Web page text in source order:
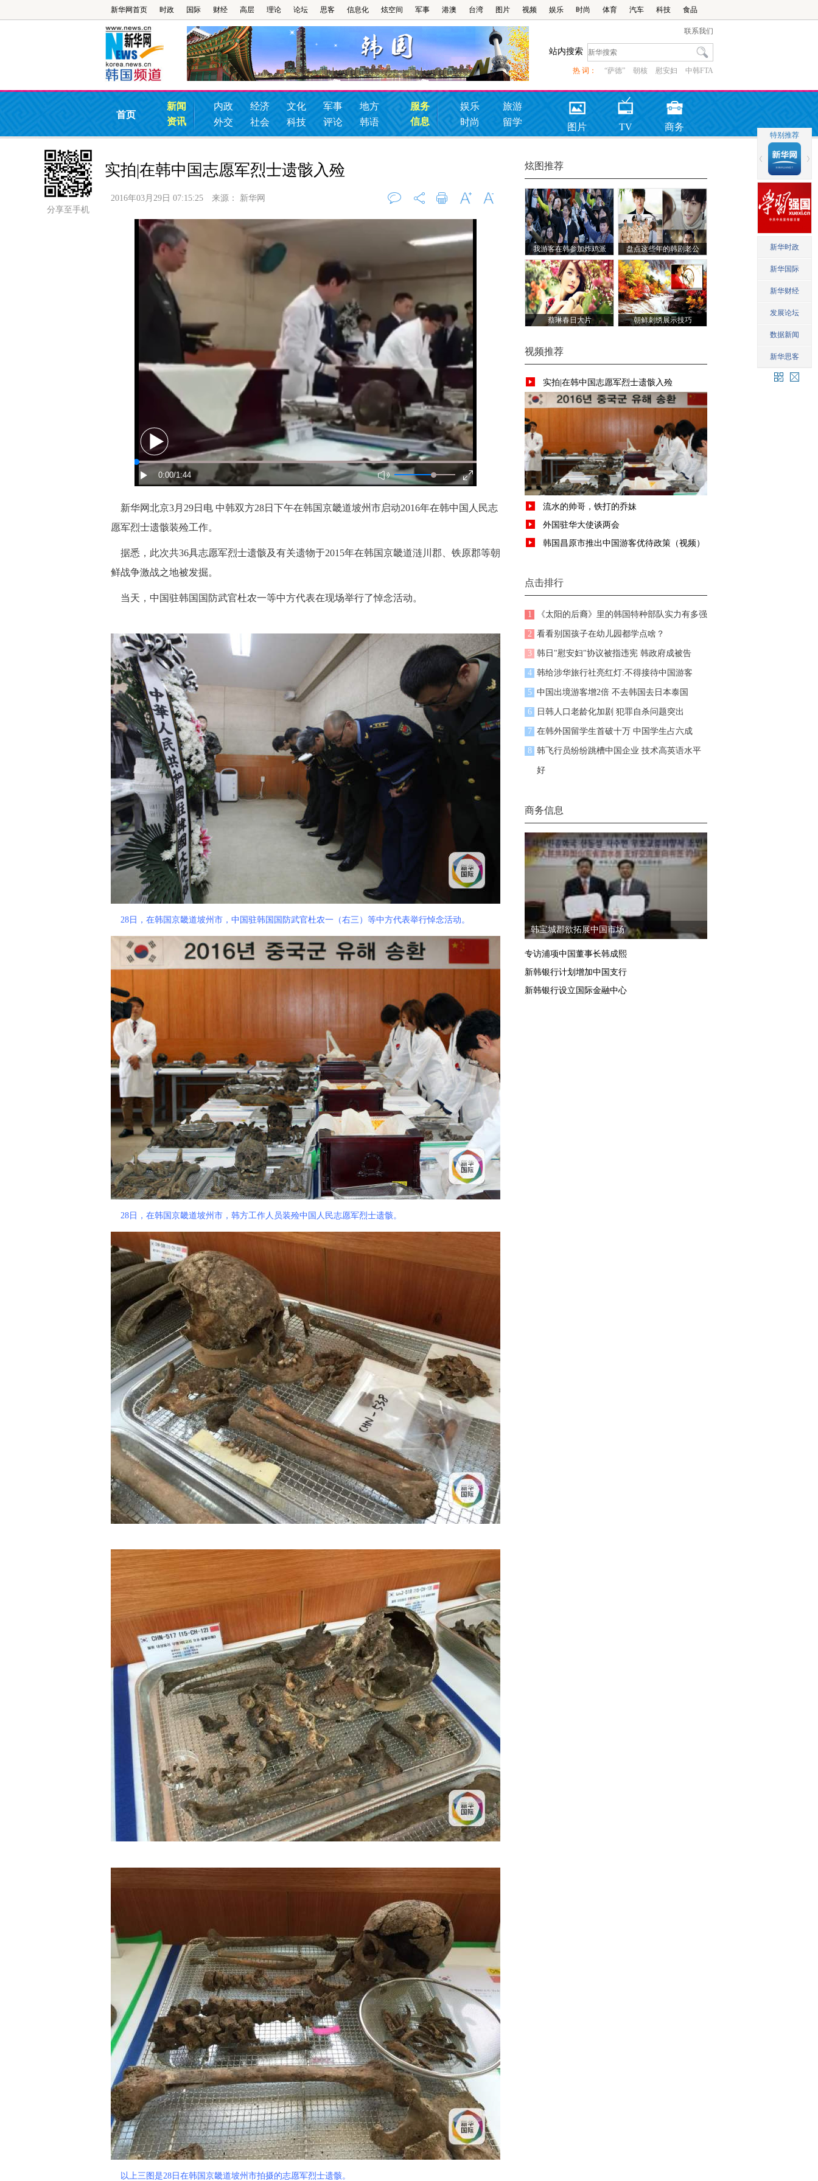
新华网首页 时政 国际 财经 高层 理论 论坛 思客 信息化 炫空间 军事 港澳 台湾 图片 视频 娱乐 时尚 体育 汽车 科技 食品
联系我们
站内搜索
热 词： “萨德” 朝核 慰安妇 中韩FTA
首页
新闻
资讯
内政 经济 文化 军事
地方
外交
社会 科技 评论 韩语
服务
信息
娱乐
旅游
时尚
留学 图片 TV 商务
分享至手机
炫图推荐
我游客在韩参加炸鸡派
对
盘点这些年的韩剧老公
蔡琳春日大片 朝鲜刺绣展示技巧
视频推荐
实拍|在韩中国志愿军烈士遗骸入殓
流水的帅哥，铁打的乔妹
外国驻华大使谈两会
韩国昌原市推出中国游客优待政策（视频）
点击排行
1 《太阳的后裔》里的韩国特种部队实力有多强
2 看看别国孩子在幼儿园都学点啥？
3 韩日"慰安妇"协议被指违宪 韩政府成被告
4 韩给涉华旅行社亮红灯:不得接待中国游客
5 中国出境游客增2倍 不去韩国去日本泰国
6 日韩人口老龄化加剧 犯罪自杀问题突出
7 在韩外国留学生首破十万 中国学生占六成
8 韩飞行员纷纷跳槽中国企业 技术高英语水平
好
商务信息
韩宝城郡欲拓展中国市场
专访浦项中国董事长韩成熙
新韩银行计划增加中国支行
新韩银行设立国际金融中心
实拍|在韩中国志愿军烈士遗骸入殓
2016年03月29日 07:15:25 来源： 新华网
新华网北京3月29日电 中韩双方28日下午在韩国京畿道坡州市启动2016年在韩中国人民志
愿军烈士遗骸装殓工作。
据悉，此次共36具志愿军烈士遗骸及有关遗物于2015年在韩国京畿道涟川郡、铁原郡等朝
鲜战争激战之地被发掘。
当天，中国驻韩国国防武官杜农一等中方代表在现场举行了悼念活动。
28日，在韩国京畿道坡州市，中国驻韩国国防武官杜农一（右三）等中方代表举行悼念活动。
28日，在韩国京畿道坡州市，韩方工作人员装殓中国人民志愿军烈士遗骸。
以上三图是28日在韩国京畿道坡州市拍摄的志愿军烈士遗骸。